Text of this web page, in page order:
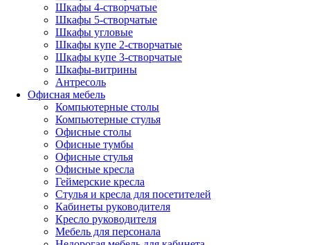
Шкафы 4-створчатые
Шкафы 5-створчатые
Шкафы угловые
Шкафы купе 2-створчатые
Шкафы купе 3-створчатые
Шкафы-витрины
Антресоль
Офисная мебель
Компьютерные столы
Компьютерные стулья
Офисные столы
Офисные тумбы
Офисные стулья
Офисные кресла
Геймерские кресла
Стулья и кресла для посетителей
Кабинеты руководителя
Кресло руководителя
Мебель для персонала